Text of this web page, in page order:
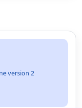
version 2